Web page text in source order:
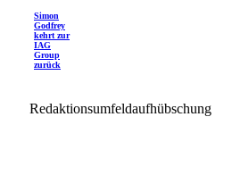
Simon
Godfrey
kehrt zur
IAG
Group
zurück
Redaktionsumfeldaufhübschung